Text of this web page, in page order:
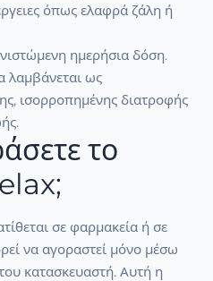
όπως ελαφρά ζάλη ή
ημερήσια δόση.
λαμβάνεται ως
ισορροπημένης διατροφής
το
σε φαρμακεία ή σε
να αγοραστεί μόνο μέσω
κατασκευαστή. Αυτή η